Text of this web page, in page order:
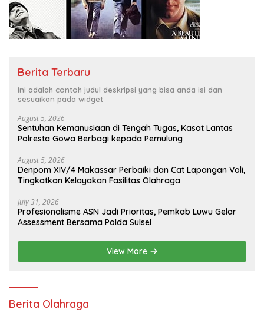
Berita Terbaru
Ini adalah contoh judul deskripsi yang bisa anda isi dan
sesuaikan pada widget
August 5, 2026
Sentuhan Kemanusiaan di Tengah Tugas, Kasat Lantas
Polresta Gowa Berbagi kepada Pemulung
August 5, 2026
Denpom XIV/4 Makassar Perbaiki dan Cat Lapangan Voli,
Tingkatkan Kelayakan Fasilitas Olahraga
July 31, 2026
Profesionalisme ASN Jadi Prioritas, Pemkab Luwu Gelar
Assessment Bersama Polda Sulsel
View More
Berita Olahraga